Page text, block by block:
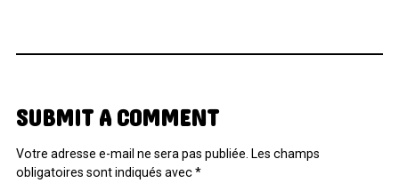
SUBMIT A COMMENT
Votre adresse e-mail ne sera pas publiée. Les champs
obligatoires sont indiqués avec*